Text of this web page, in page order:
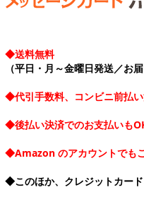
◆送料無料
（平日・月～金曜日発送／お
◆代引手数料、コンビニ前払
◆後払い決済でのお支払いも
◆Amazon のアカウントでも
◆このほか、クレジットカー